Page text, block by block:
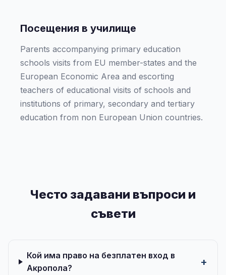
Посещения в училище
Parents accompanying primary education
schools visits from EU member-states and the
European Economic Area and escorting
teachers of educational visits of schools and
institutions of primary, secondary and tertiary
education from non European Union countries.
Често задавани въпроси и
съвети
Кой има право на безплатен вход в
Акропола?